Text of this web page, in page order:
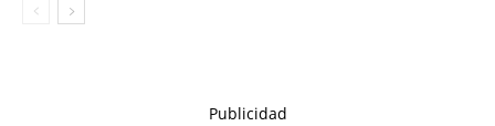
Publicidad